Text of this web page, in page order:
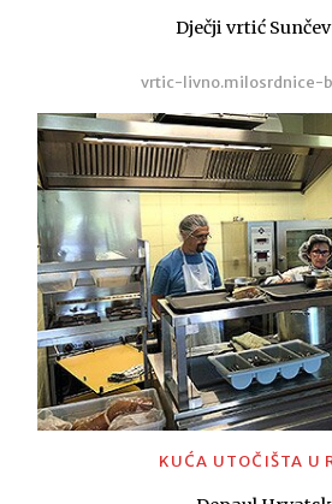
Dječji vrtić
vrtic-livno.milosrdnice-
KUĆA UTOČIŠTA U